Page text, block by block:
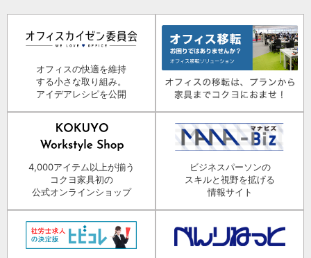
オフィスの快適を維持
する小さな取り組み。
アイデアレシピを公開
4,000アイテム以上が揃う
コクヨ家具初の
公式オンラインショップ
ビジネスパーソンの
スキルと視野を拡げる
情報サイト